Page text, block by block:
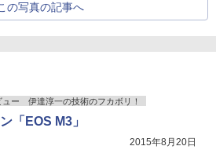
の写真の記事へ
ュー 伊達淳一の技術のフカボリ！
「EOS M3」
2015年8月20日